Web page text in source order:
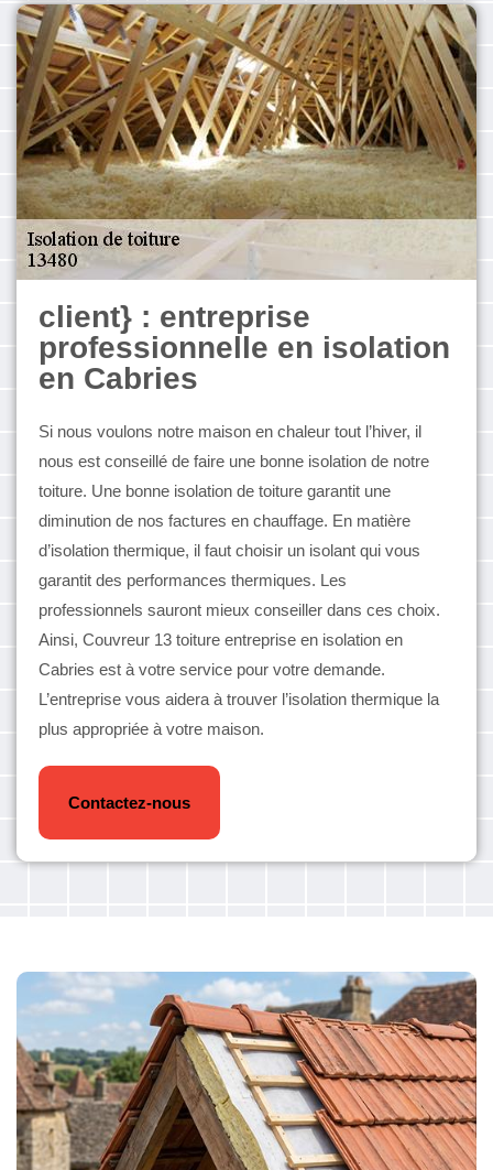
client} : entreprise
professionnelle en isolation
en Cabries
Si nous voulons notre maison en chaleur tout l’hiver, il
nous est conseillé de faire une bonne isolation de notre
toiture. Une bonne isolation de toiture garantit une
diminution de nos factures en chauffage. En matière
d’isolation thermique, il faut choisir un isolant qui vous
garantit des performances thermiques. Les
professionnels sauront mieux conseiller dans ces choix.
Ainsi, Couvreur 13 toiture entreprise en isolation en
Cabries est à votre service pour votre demande.
L’entreprise vous aidera à trouver l’isolation thermique la
plus appropriée à votre maison.
Contactez-nous